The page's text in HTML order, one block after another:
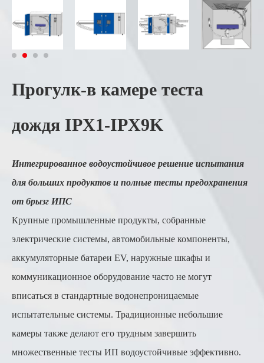
Прогулк-в камере теста
дождя IPX1-IPX9K
Интегрированное водоустойчивое решение испытания
для больших продуктов и полные тесты предохранения
от брызг ИПС
Крупные промышленные продукты, собранные
электрические системы, автомобильные компоненты,
аккумуляторные батареи EV, наружные шкафы и
коммуникационное оборудование часто не могут
вписаться в стандартные водонепроницаемые
испытательные системы. Традиционные небольшие
камеры также делают его трудным завершить
множественные тесты ИП водоустойчивые эффективно.